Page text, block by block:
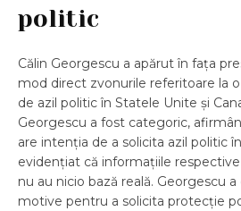
politic
Călin Georgescu a apărut în fața
mod direct zvonurile referitoare la
de azil politic în Statele Unite și
Georgescu a fost categoric,
are intenția de a solicita azil politic
evidențiat că informațiile
nu au nicio bază reală. Georgescu
motive pentru a solicita protecție